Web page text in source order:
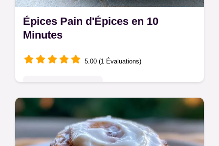
Épices Pain d'Épices en 10
Minutes
5.00 (1 Évaluations)
Cannelle, gingembre et clous de girofle
composent ces Épices Pain d'Épices.
Apprenez le rôle des ingrédients pour un